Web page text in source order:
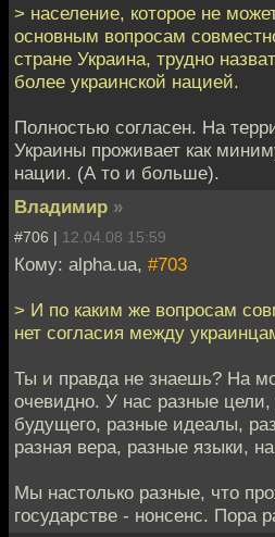
> население, которое не
основным вопросам
стране Украина, трудно
более украинской нацией.
Полностью согласен. На
Украины проживает как
нации. (А то и больше).
Владимир »
#706 | 12.04.08 15:59
Кому: alpha.ua, #703
> И по каким же вопросам
нет согласия между
Ты и правда не знаешь? На
очевидно. У нас разные
будущего, разные идеалы,
разная вера, разные языки,
Мы настолько разные, что
государстве - нонсенс. Пора